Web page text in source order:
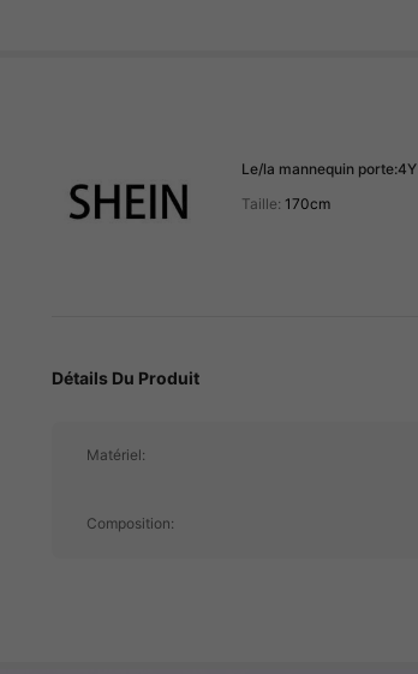
Le/la mannequin porte:4Y
Taille: 170cm
Détails Du Produit
Matériel:
Composition: